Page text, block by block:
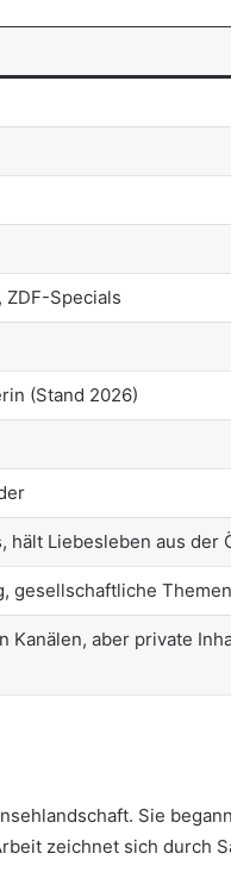
Specials
(Stand 2026)
hält Liebesleben aus der
gesellschaftliche Themen
Kanälen, aber private
Sie
zeichnet sich durch